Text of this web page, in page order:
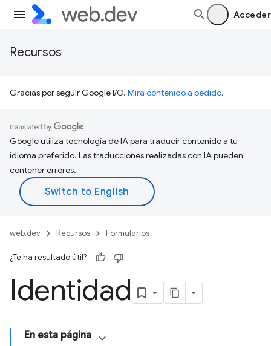
Acceder
Recursos
Gracias por seguir Google I/O. Mira contenido a pedido.
Google utiliza tecnología de IA para traducir contenido a tu
idioma preferido. Las traducciones realizadas con IA pueden
contener errores.
web.dev Recursos Formularios
¿Te ha resultado útil?
Identidad
En esta página